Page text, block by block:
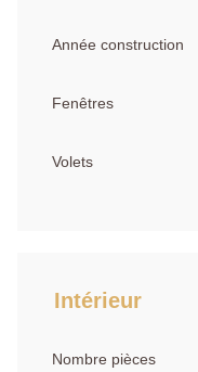
Année construction
Fenêtres
Volets
Intérieur
Nombre pièces